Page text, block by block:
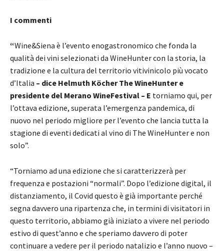
I commenti
“Wine&Siena è l’evento enogastronomico che fonda la
qualità dei vini selezionati da WineHunter con la storia, la
tradizione e la cultura del territorio vitivinicolo più vocato
d’Italia – dice Helmuth Köcher The WineHunter e
presidente del Merano WineFestival – E torniamo qui, per
l’ottava edizione, superata l’emergenza pandemica, di
nuovo nel periodo migliore per l’evento che lancia tutta la
stagione di eventi dedicati al vino di The WineHunter e non
solo”.
“Torniamo ad una edizione che si caratterizzerà per
frequenza e postazioni “normali”. Dopo l’edizione digital, il
distanziamento, il Covid questo è già importante perché
segna davvero una ripartenza che, in termini di visitatori in
questo territorio, abbiamo già iniziato a vivere nel periodo
estivo di quest’anno e che speriamo davvero di poter
continuare a vedere per il periodo natalizio e l’anno nuovo –